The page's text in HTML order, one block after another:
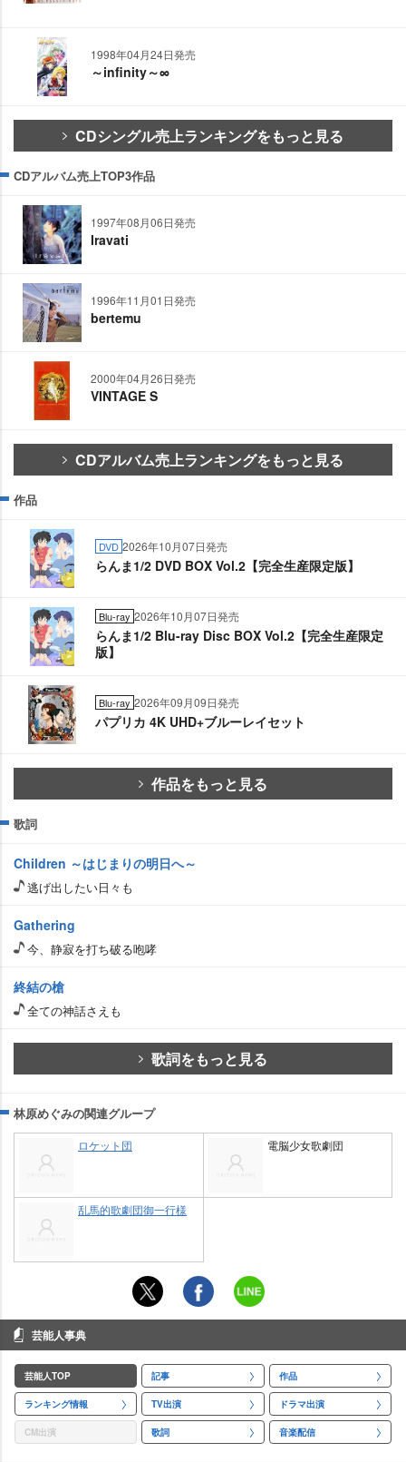
1998年04月24日発売
～infinity～∞
CDシングル売上ランキングをもっと見る
CDアルバム売上TOP3作品
1997年08月06日発売
Iravati
1996年11月01日発売
bertemu
2000年04月26日発売
VINTAGE S
CDアルバム売上ランキングをもっと見る
作品
DVD 2026年10月07日発売
らんま1/2 DVD BOX Vol.2【完全生産限定版】
Blu-ray 2026年10月07日発売
らんま1/2 Blu-ray Disc BOX Vol.2【完全生産限定
版】
Blu-ray 2026年09月09日発売
パプリカ 4K UHD+ブルーレイセット
作品をもっと見る
歌詞
Children ～はじまりの明日へ～
逃げ出したい日々も
Gathering
今、静寂を打ち破る咆哮
終結の槍
全ての神話さえも
歌詞をもっと見る
林原めぐみの関連グループ
ロケット団 電脳少女歌劇団
乱馬的歌劇団御一行様
芸能人事典
芸能人TOP 記事 作品
ランキング情報 TV出演 ドラマ出演
CM出演 歌詞 音楽配信